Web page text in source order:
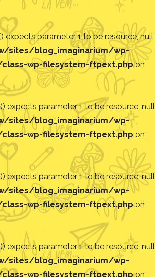
expects parameter 1 to be resource, null
sites/blog_imaginarium/wp-
wp-filesystem-ftpext.phpon
expects parameter 1 to be resource, null
sites/blog_imaginarium/wp-
wp-filesystem-ftpext.php on
expects parameter 1 to be resource, null
sites/blog_imaginarium/wp-
wp-filesystem-ftpext.phpon
expects parameter 1 to be resource, null
sites/blog_imaginarium/wp-
wp-filesystem-ftpext.phpon